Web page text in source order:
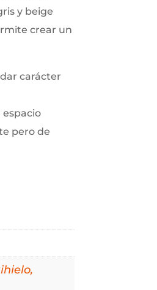
y beige
crear un
carácter
pero de